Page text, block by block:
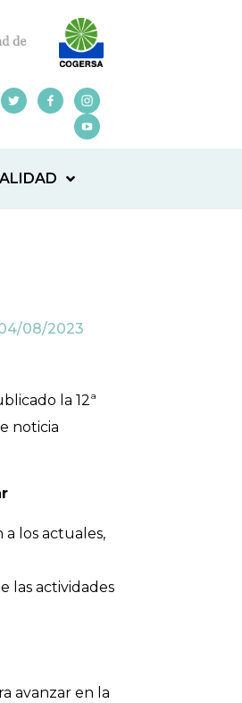
08/2023
la 12ª
noticia
los actuales,
las actividades
avanzar en la